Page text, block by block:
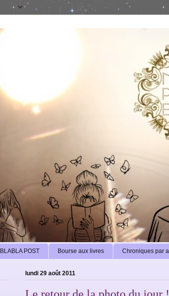
BLABLA POST Bourse aux livres Chroniques par
lundi 29 août 2011